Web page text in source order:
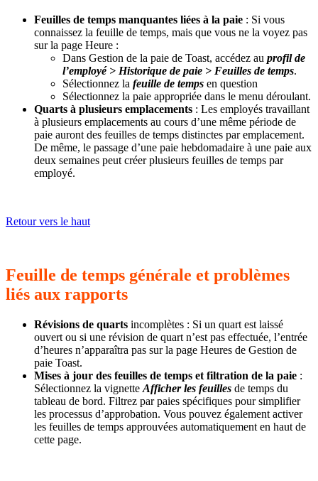
Feuilles de temps manquantes liées à la paie : Si vous
connaissez la feuille de temps, mais que vous ne la voyez pas
sur la page Heure :
Dans Gestion de la paie de Toast, accédez au profil de
l’employé > Historique de paie > Feuilles de temps.
Sélectionnez la feuille de temps en question
Sélectionnez la paie appropriée dans le menu déroulant.
Quarts à plusieurs emplacements : Les employés travaillant
à plusieurs emplacements au cours d’une même période de
paie auront des feuilles de temps distinctes par emplacement.
De même, le passage d’une paie hebdomadaire à une paie aux
deux semaines peut créer plusieurs feuilles de temps par
employé.
Retour vers le haut
Feuille de temps générale et problèmes
liés aux rapports
Révisions de quarts incomplètes : Si un quart est laissé
ouvert ou si une révision de quart n’est pas effectuée, l’entrée
d’heures n’apparaîtra pas sur la page Heures de Gestion de
paie Toast.
Mises à jour des feuilles de temps et filtration de la paie :
Sélectionnez la vignette Afficher les feuilles de temps du
tableau de bord. Filtrez par paies spécifiques pour simplifier
les processus d’approbation. Vous pouvez également activer
les feuilles de temps approuvées automatiquement en haut de
cette page.